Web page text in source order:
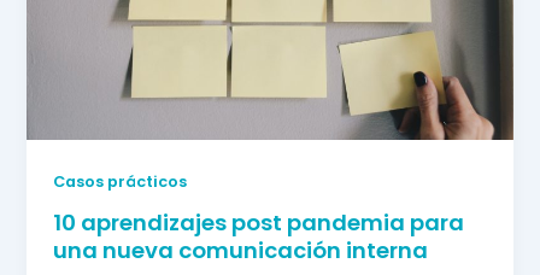
Casos prácticos
10 aprendizajes post pandemia para
una nueva comunicación interna